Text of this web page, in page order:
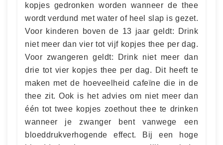
kopjes gedronken worden wanneer de thee
wordt verdund met water of heel slap is gezet.
Voor kinderen boven de 13 jaar geldt: Drink
niet meer dan vier tot vijf kopjes thee per dag.
Voor zwangeren geldt: Drink niet meer dan
drie tot vier kopjes thee per dag. Dit heeft te
maken met de hoeveelheid cafeïne die in de
thee zit. Ook is het advies om niet meer dan
één tot twee kopjes zoethout thee te drinken
wanneer je zwanger bent vanwege een
bloeddrukverhogende effect. Bij een hoge